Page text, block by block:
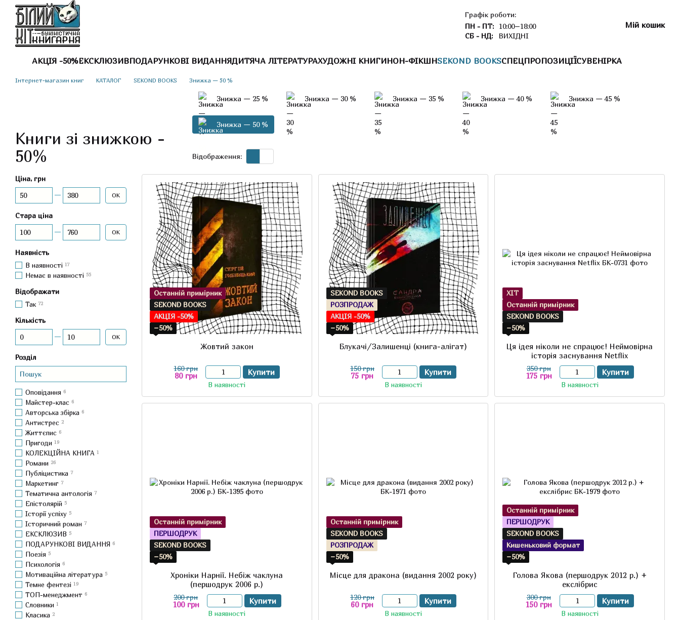
Перейти до основного контенту
Графік роботи:
ПН - ПТ: 10:00–18:00
СБ - НД:
ВИХІДНІ
Мій кошик
АКЦІЯ -50%ЕКСКЛЮЗИВПОДАРУНКОВІ ВИДАННЯДИТЯЧА ЛІТЕРАТУРАХУДОЖНІ КНИГИНОН-ФІКШНSEKOND BOOKSСПЕЦПРОПОЗИЦІЇСУВЕНІРКА
Інтернет-магазин книг КАТАЛОГ SEKOND BOOKS Знижка — 50 %
Книги зі знижкою -
50%
Знижка — 25 % Знижка — 30 % Знижка — 35 % Знижка — 40 % Знижка — 45 %
Знижка — 50 %
Відображення:
Останній примірник
SEKOND BOOKS
АКЦІЯ -50%
−50%
Жовтий закон
160 грн
80 грн Купити
В наявності
SEKOND BOOKS
РОЗПРОДАЖ
АКЦІЯ -50%
−50%
Блукачі/Залишенці (книга-алігат)
150 грн
75 грн Купити
В наявності
ХІТ
Останній примірник
SEKOND BOOKS
−50%
Ця ідея ніколи не спрацює! Неймовірна
історія заснування Netflix
350 грн
175 грн Купити
В наявності
Останній примірник
ПЕРШОДРУК
SEKOND BOOKS
−50%
Хроніки Нарнії. Небіж чаклуна
(першодрук 2006 р.)
200 грн
100 грн Купити
В наявності
Останній примірник
SEKOND BOOKS
РОЗПРОДАЖ
−50%
Місце для дракона (видання 2002 року)
120 грн
60 грн Купити
В наявності
Останній примірник
ПЕРШОДРУК
SEKOND BOOKS
Кишеньковий формат
−50%
Голова Якова (першодрук 2012 р.) +
екслібрис
300 грн
150 грн Купити
В наявності
Ціна, грн
Від Ціна, грн
До Ціна, грн ОК
Стара ціна
Від Стара ціна
До Стара ціна ОК
Наявність
В наявності 17
Немає в наявності 55
Відображати
Так 72
Кількість
Від Кількість
До Кількість ОК
Розділ
Оповідання 6
Майстер-клас 6
Авторська збірка 6
Антистрес 2
Життєпис 6
Пригоди 19
КОЛЕКЦІЙНА КНИГА 1
Романи 26
Публіцистика 7
Маркетинг 7
Тематична антологія 7
Епістолярій 5
Історії успіху 5
Історичний роман 7
ЕКСКЛЮЗИВ 5
ПОДАРУНКОВІ ВИДАННЯ 6
Поезія 5
Психологія 6
Мотиваційна література 5
Темне фентезі 19
ТОП-менеджмент 6
Словники 1
Класика 2